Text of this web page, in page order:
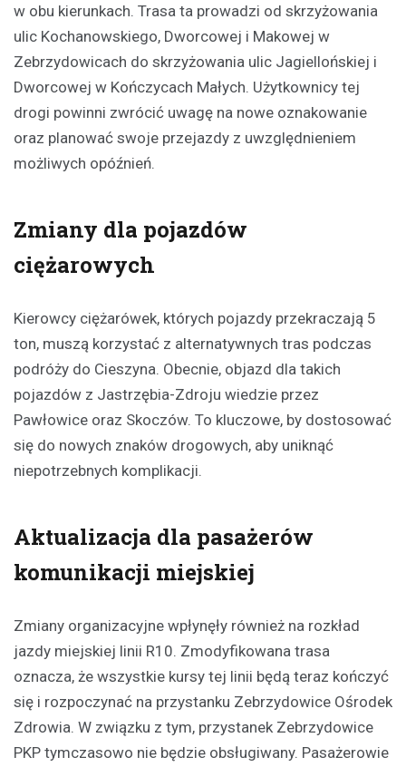
w obu kierunkach. Trasa ta prowadzi od skrzyżowania
ulic Kochanowskiego, Dworcowej i Makowej w
Zebrzydowicach do skrzyżowania ulic Jagiellońskiej i
Dworcowej w Kończycach Małych. Użytkownicy tej
drogi powinni zwrócić uwagę na nowe oznakowanie
oraz planować swoje przejazdy z uwzględnieniem
możliwych opóźnień.
Zmiany dla pojazdów
ciężarowych
Kierowcy ciężarówek, których pojazdy przekraczają 5
ton, muszą korzystać z alternatywnych tras podczas
podróży do Cieszyna. Obecnie, objazd dla takich
pojazdów z Jastrzębia-Zdroju wiedzie przez
Pawłowice oraz Skoczów. To kluczowe, by dostosować
się do nowych znaków drogowych, aby uniknąć
niepotrzebnych komplikacji.
Aktualizacja dla pasażerów
komunikacji miejskiej
Zmiany organizacyjne wpłynęły również na rozkład
jazdy miejskiej linii R10. Zmodyfikowana trasa
oznacza, że wszystkie kursy tej linii będą teraz kończyć
się i rozpoczynać na przystanku Zebrzydowice Ośrodek
Zdrowia. W związku z tym, przystanek Zebrzydowice
PKP tymczasowo nie będzie obsługiwany. Pasażerowie